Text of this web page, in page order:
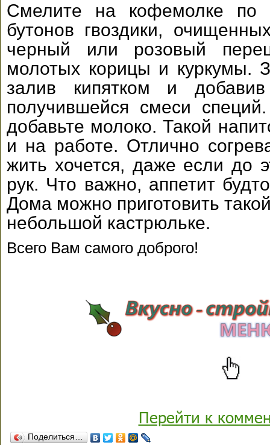
Смелите на кофемолке по
бутонов гвоздики,
черный или розовый
молотых корицы и куркумы.
залив кипятком и
получившейся смеси
добавьте молоко. Такой
и на работе. Отлично
жить хочется, даже если до
рук. Что важно, аппетит
Дома можно приготовить
небольшой кастрюльке.
Всего Вам самого доброго!
Перейти к
Поделиться…